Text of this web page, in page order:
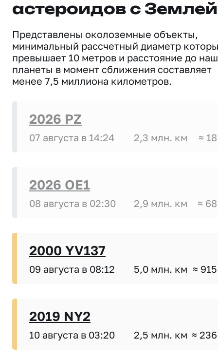
астероидов с Землей
Представлены околоземные объекты,
минимальный рассчетный диаметр
превышает 10 метров и расстояние до
планеты в момент сближения составляет
менее 7,5 миллиона километров.
2026 PZ
07 августа в 14:24 2,3 млн. км ≈
2026 OE1
08 августа в 02:30 2,9 млн. км ≈
2000 YV137
09 августа в 08:12 5,0 млн. км ≈
2019 NY2
10 августа в 03:20 2,5 млн. км ≈